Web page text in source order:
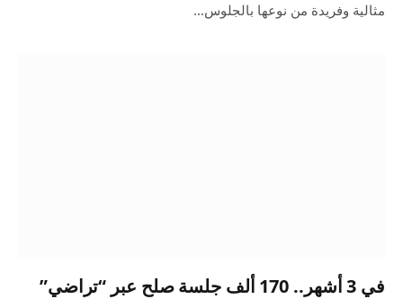
مثالية وفريدة من نوعها بالجلوس…
في 3 أشهر.. 170 ألف جلسة صلح عبر “تراضي”